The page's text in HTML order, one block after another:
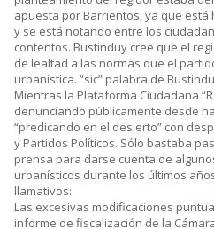
apuesta por Barrientos, ya que está
y se está notando entre los
contentos. Bustinduy cree que el
de lealtad a las normas que el
urbanística. “sic” palabra de
Mientras la Plataforma Ciudadana
denunciando públicamente desde
“predicando en el desierto” con
y Partidos Políticos. Sólo bastaba
prensa para darse cuenta de
urbanísticos durante los últimos
llamativos:
Las excesivas modificaciones
informe de fiscalización de la